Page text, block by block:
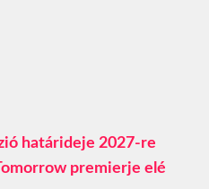
határideje 2027-re
premierje elé